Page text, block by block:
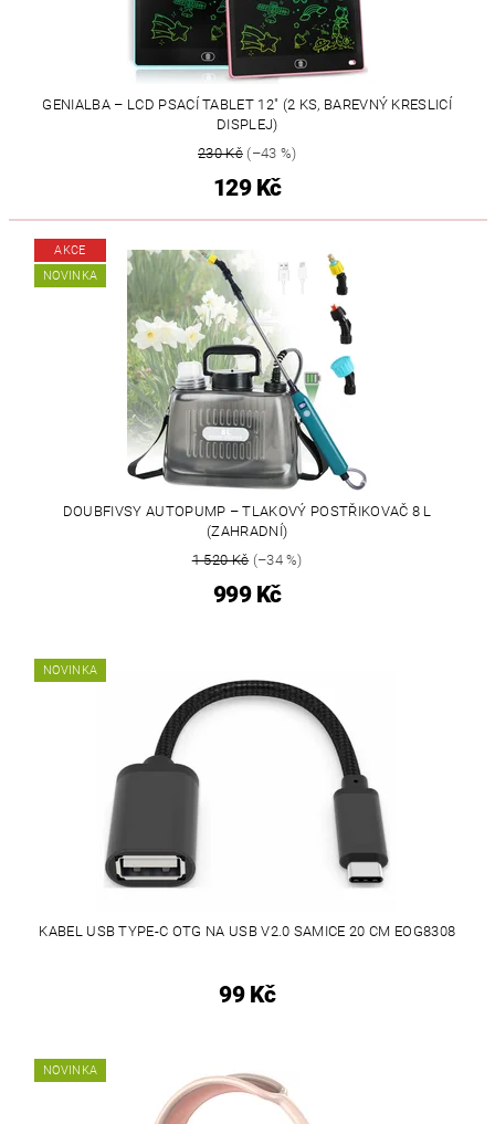
GENIALBA – LCD PSACÍ TABLET 12" (2 KS, BAREVNÝ KRESLICÍ
DISPLEJ)
230 Kč(–43 %)
129 Kč
AKCE
NOVINKA
DOUBFIVSY AUTOPUMP – TLAKOVÝ POSTŘIKOVAČ 8 L
(ZAHRADNÍ)
1 520 Kč(–34 %)
999 Kč
NOVINKA
KABEL USB TYPE-C OTG NA USB V2.0 SAMICE 20 CM EOG8308
99 Kč
NOVINKA